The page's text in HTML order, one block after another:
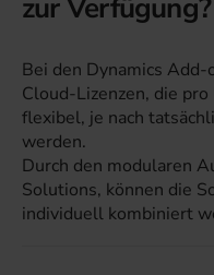
zur Verfügung?
Bei den Dynamics
Cloud-Lizenzen, die
flexibel, je nach
werden.
Durch den modularen
Solutions, können die
individuell kombiniert